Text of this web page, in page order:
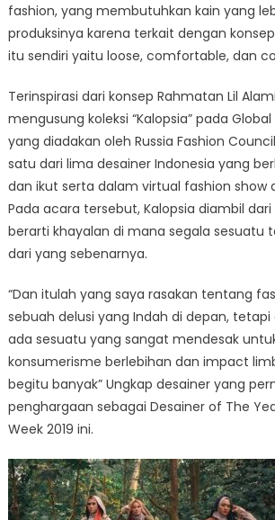
fashion, yang membutuhkan kain yang
produksinya karena terkait dengan
itu sendiri yaitu loose, comfortable, dan
Terinspirasi dari konsep Rahmatan Lil
mengusung koleksi “Kalopsia” pada
yang diadakan oleh Russia Fashion
satu dari lima desainer Indonesia yang
dan ikut serta dalam virtual fashion show
Pada acara tersebut, Kalopsia diambil
berarti khayalan di mana segala sesuatu
dari yang sebenarnya.
“Dan itulah yang saya rasakan tentang
sebuah delusi yang Indah di depan,
ada sesuatu yang sangat mendesak
konsumerisme berlebihan dan impact
begitu banyak” Ungkap desainer yang
penghargaan sebagai Desainer of The
Week 2019 ini.